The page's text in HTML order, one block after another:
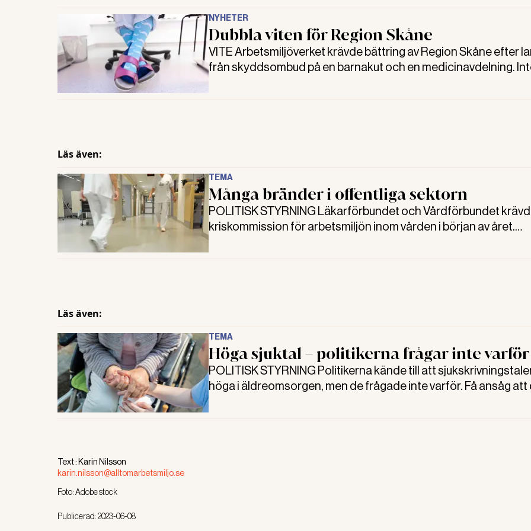
NYHETER
Dubbla viten för Region Skåne
VITE Arbetsmiljöverket krävde bättring av Region Skåne efter
från skyddsombud på en barnakut och en medicinavdelning.
Läs även:
TEMA
Många bränder i offentliga sektorn
POLITISK STYRNING Läkarförbundet och Vårdförbundet
kriskommission för arbetsmiljön inom vården i början av året.
Läs även:
TEMA
Höga sjuktal – politikerna frågar inte varför
POLITISK STYRNING Politikerna kände till att
höga i äldreomsorgen, men de frågade inte varför. Få ansåg att
Text : Karin Nilsson
karin.nilsson@alltomarbetsmiljo.se
Foto:Adobe stock
Publicerad:2023-06-08